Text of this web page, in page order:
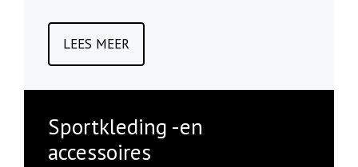
LEES MEER
Sportkleding -en
accessoires